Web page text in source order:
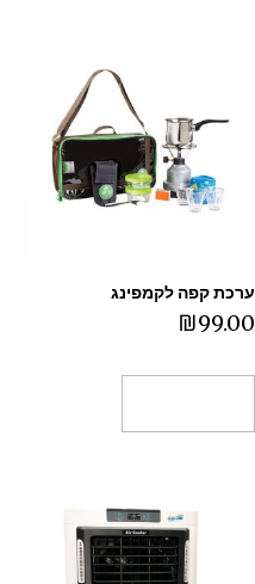
ערכת קפה לקמפינג
₪99.00